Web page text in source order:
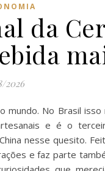
da
2026
mundo. No Brasil
e é o
nesse quesito.
e faz parte